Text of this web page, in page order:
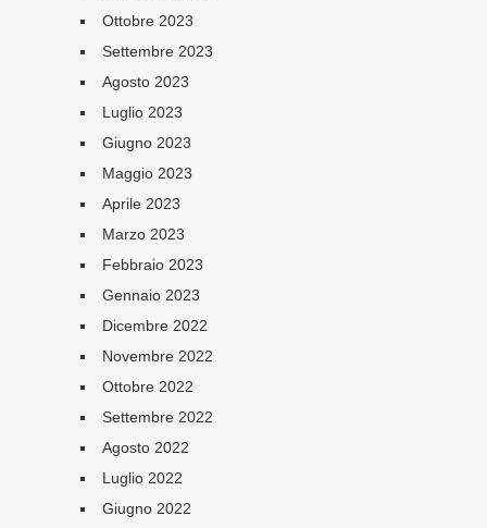
Ottobre 2023
Settembre 2023
Agosto 2023
Luglio 2023
Giugno 2023
Maggio 2023
Aprile 2023
Marzo 2023
Febbraio 2023
Gennaio 2023
Dicembre 2022
Novembre 2022
Ottobre 2022
Settembre 2022
Agosto 2022
Luglio 2022
Giugno 2022